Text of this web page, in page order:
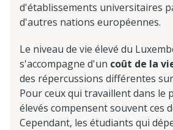
d'établissements universitaires
d'autres nations européennes.
Le niveau de vie élevé du
s'accompagne d'un coût de la
des répercussions différentes
Pour ceux qui travaillent dans le
élevés compensent souvent ces
Cependant, les étudiants qui